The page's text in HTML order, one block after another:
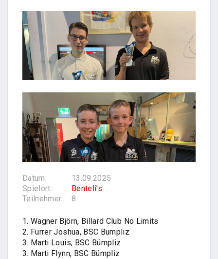
Datum:
13.09.2025
Spielort:
Benteli’s
Teilnehmer:
8
1. Wagner Björn, Billard Club No Limits
2. Furrer Joshua, BSC Bümpliz
3. Marti Louis, BSC Bümpliz
3. Marti Flynn, BSC Bümpliz